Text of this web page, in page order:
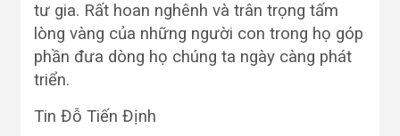
tư gia. Rất hoan nghênh và trân trọng tấm
lòng vàng của những người con trong họ góp
phần đưa dòng họ chúng ta ngày càng phát
triển.
Tin Đỗ Tiến Định